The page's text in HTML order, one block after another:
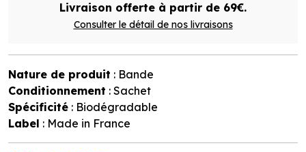
Livraison offerte à partir de 69€.
Consulter le détail de nos livraisons
Nature de produit : Bande
Conditionnement : Sachet
Spécificité : Biodégradable
Label : Made in France